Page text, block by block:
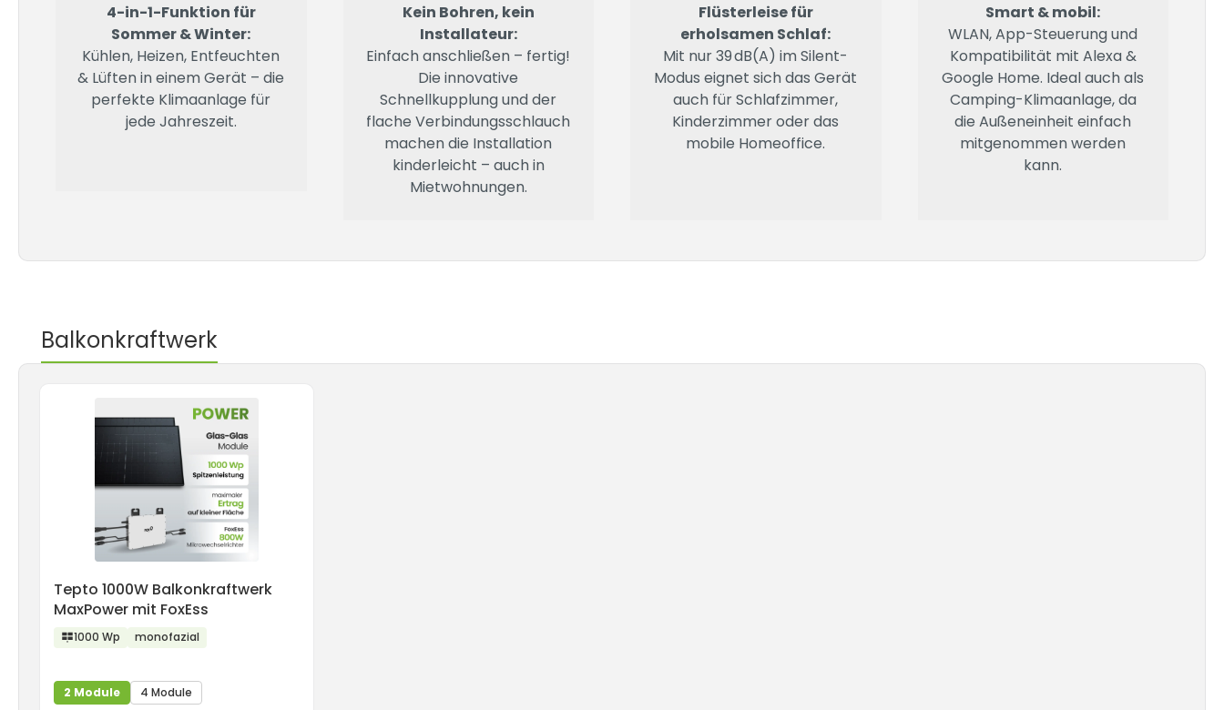
4-in-1-Funktion für
Sommer & Winter:
Kühlen, Heizen, Entfeuchten
& Lüften in einem Gerät – die
perfekte Klimaanlage für
jede Jahreszeit.
Kein Bohren, kein
Installateur:
Einfach anschließen – fertig!
Die innovative
Schnellkupplung und der
flache Verbindungsschlauch
machen die Installation
kinderleicht – auch in
Mietwohnungen.
Flüsterleise für
erholsamen Schlaf:
Mit nur 39 dB(A) im Silent-
Modus eignet sich das Gerät
auch für Schlafzimmer,
Kinderzimmer oder das
mobile Homeoffice.
Smart & mobil:
WLAN, App-Steuerung und
Kompatibilität mit Alexa &
Google Home. Ideal auch als
Camping-Klimaanlage, da
die Außeneinheit einfach
mitgenommen werden
kann.
Balkonkraftwerk
Tepto 1000W Balkonkraftwerk
MaxPower mit FoxEss
1000 Wp monofazial
2 Module 4 Module